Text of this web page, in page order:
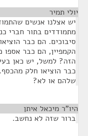
יולי תמיר
יש אצלנו אנשים
מתמודדים בתור חברי
סיבוכים. הם כבר
הקמפיין, הם כבר אספו
הזה? למשל, יש כאן
כבר הוציאו חלק
שלהם או לא?
היו"ר מיכאל איתן
ברור שזה לא נחשב.